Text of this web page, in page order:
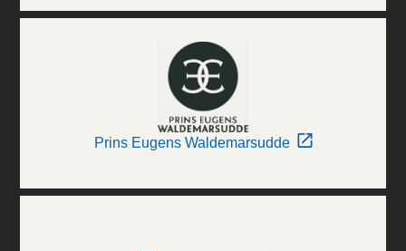
Prins Eugens Waldemarsudde